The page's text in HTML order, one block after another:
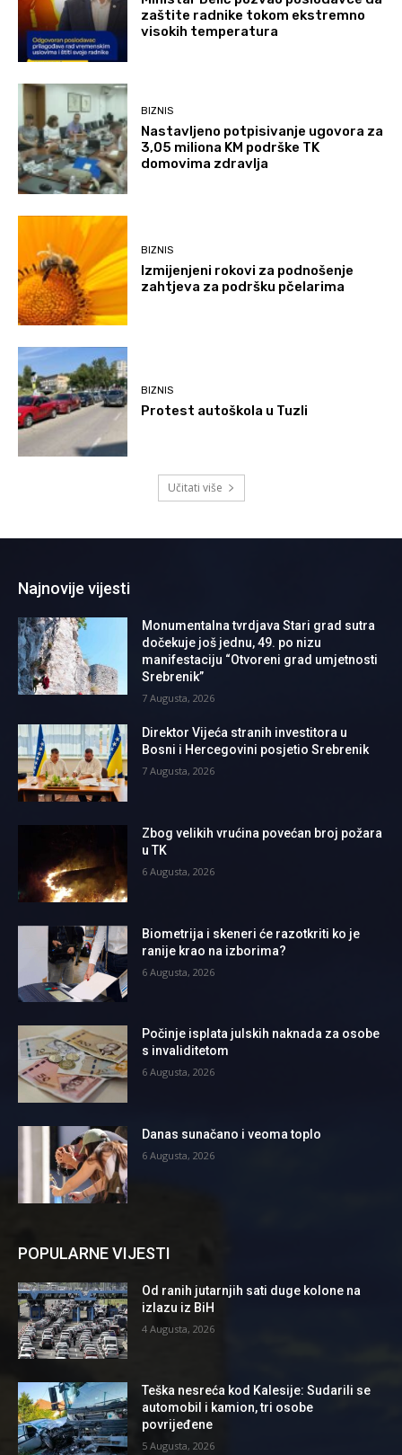
zaštite radnike tokom ekstremno
visokih temperatura
BIZNIS
Nastavljeno potpisivanje ugovora za
3,05 miliona KM podrške TK
domovima zdravlja
BIZNIS
Izmijenjeni rokovi za podnošenje
zahtjeva za podršku pčelarima
BIZNIS
Protest autoškola u Tuzli
Učitati više
Najnovije vijesti
Monumentalna tvrdjava Stari grad sutra
dočekuje još jednu, 49. po nizu
manifestaciju “Otvoreni grad umjetnosti
Srebrenik”
7 Augusta, 2026
Direktor Vijeća stranih investitora u
Bosni i Hercegovini posjetio Srebrenik
7 Augusta, 2026
Zbog velikih vrućina povećan broj požara
u TK
6 Augusta, 2026
Biometrija i skeneri će razotkriti ko je
ranije krao na izborima?
6 Augusta, 2026
Počinje isplata julskih naknada za osobe
s invaliditetom
6 Augusta, 2026
Danas sunačano i veoma toplo
6 Augusta, 2026
POPULARNE VIJESTI
Od ranih jutarnjih sati duge kolone na
izlazu iz BiH
4 Augusta, 2026
Teška nesreća kod Kalesije: Sudarili se
automobil i kamion, tri osobe
povrijeđene
5 Augusta, 2026